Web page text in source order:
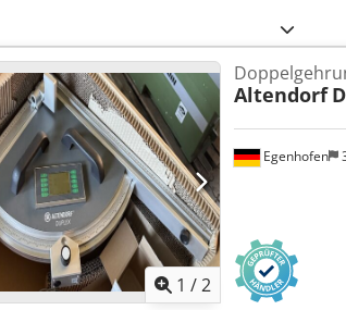
1 /2
Egenhofen
Altendorf